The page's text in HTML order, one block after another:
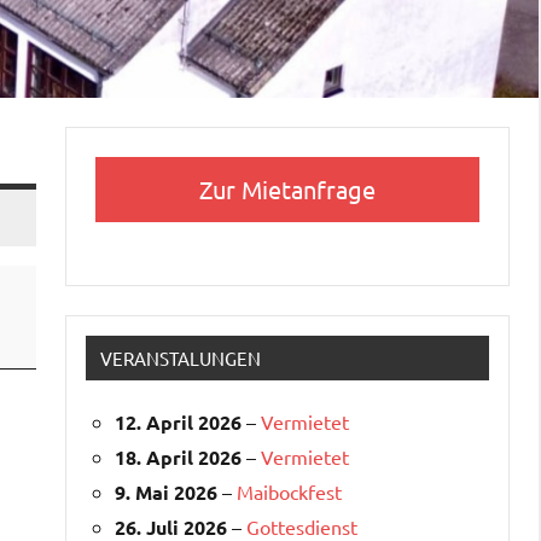
Zur Mietanfrage
VERANSTALUNGEN
12. April 2026 – Vermietet
18. April 2026 – Vermietet
9. Mai 2026 – Maibockfest
26. Juli 2026 – Gottesdienst